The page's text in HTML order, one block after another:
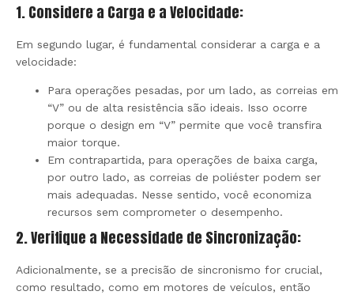
1. Considere a Carga e a Velocidade:
Em segundo lugar, é fundamental considerar a carga e a
velocidade:
Para operações pesadas, por um lado, as correias em
“V” ou de alta resistência são ideais. Isso ocorre
porque o design em “V” permite que você transfira
maior torque.
Em contrapartida, para operações de baixa carga,
por outro lado, as correias de poliéster podem ser
mais adequadas. Nesse sentido, você economiza
recursos sem comprometer o desempenho.
2. Verifique a Necessidade de Sincronização:
Adicionalmente, se a precisão de sincronismo for crucial,
como resultado, como em motores de veículos, então